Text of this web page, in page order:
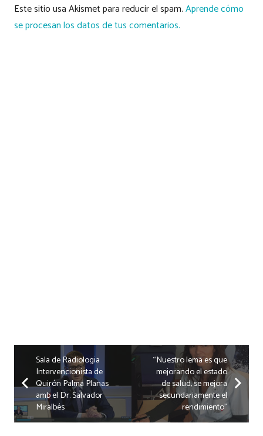
Este sitio usa Akismet para reducir el spam.Aprende cómo
se procesan los datos de tus comentarios.
Sala de Radiologia
Intervencionista de
Quirón Palma Planas
amb el Dr. Salvador
Miralbés
“Nuestro lema es que
mejorando el estado
de salud, se mejora
secundariamente el
rendimiento”